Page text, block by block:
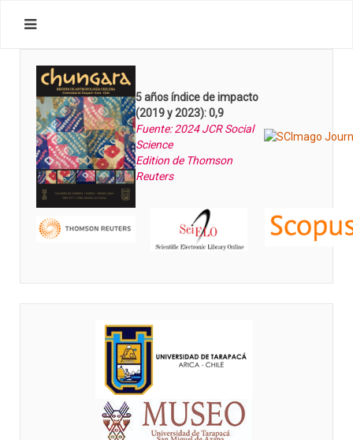
5 años índice de impacto
(2019 y 2023): 0,9
Fuente: 2024 JCR Social
Science
Edition de Thomson
Reuters